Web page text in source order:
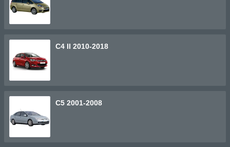
C4 II 2010-2018
C5 2001-2008